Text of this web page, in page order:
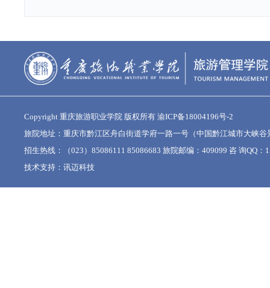
Copyright 重庆旅游职业学院 版权所有 渝ICP备18004196号-2
旅院地址：重庆市黔江区舟白街道学府一路一号（中国黔江城市大峡谷
招生热线：（023）85086111 85086683 旅院邮编：409099 咨 询QQ：
技术支持： 讯迈科技